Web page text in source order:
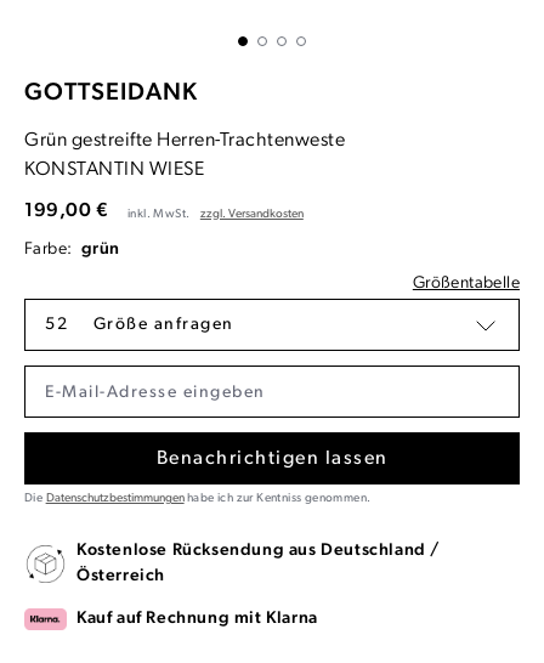
GOTTSEIDANK
Grün gestreifte Herren-Trachtenweste
KONSTANTIN WIESE
199,00 € inkl. MwSt. zzgl. Versandkosten
Farbe: grün
Größentabelle
52 Größe anfragen
Benachrichtigen lassen
Die Datenschutzbestimmungenhabe ich zur Kentniss genommen.
Kostenlose Rücksendung aus Deutschland /
Österreich
Kauf auf Rechnung mit Klarna